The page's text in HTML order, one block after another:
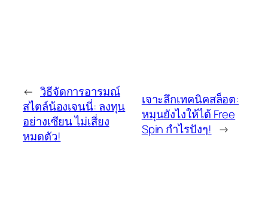
← วิธีจัดการอารมณ์
สไตล์น้องเจนนี่: ลงทุน
อย่างเซียน ไม่เสี่ยง
หมดตัว!
เจาะลึกเทคนิคสล็อต:
หมุนยังไงให้ได้ Free
Spin กำไรปังๆ! →